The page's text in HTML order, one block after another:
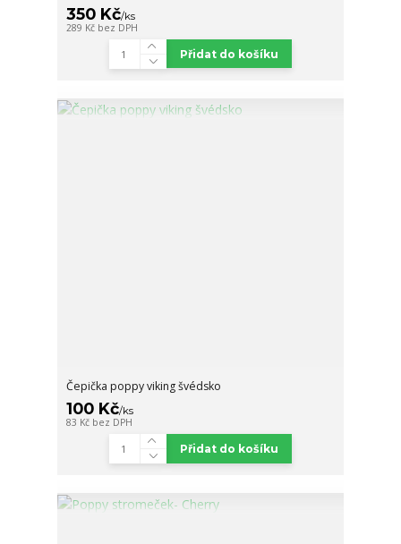
350 Kč/ks
289 Kč bez DPH
Přidat do košíku
Čepička poppy viking švédsko
100 Kč/ks
83 Kč bez DPH
Přidat do košíku